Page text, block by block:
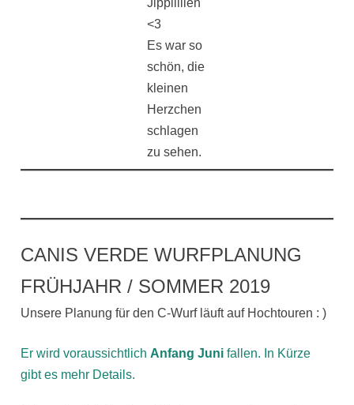
<3
Es war so
schön, die
kleinen
Herzchen
schlagen
zu sehen.
CANIS VERDE WURFPLANUNG
FRÜHJAHR / SOMMER 2019
Unsere Planung für den C-Wurf läuft auf Hochtouren : )
Er wird voraussichtlich Anfang Junifallen. In Kürze
gibt es mehr Details.